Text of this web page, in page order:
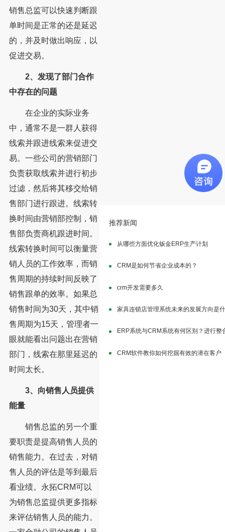
销售总监可以快速判断跟
单时间是正常的还是延迟
的，并及时做出响应，以
促进交易。
2、发现了部门合作
中存在的问题
在企业的实际业务
中，通常不是一群人获得
线索并跟进线索来促进交
易。一些公司的营销部门
负责获取线索并进行初步
过滤，然后将其移交给销
售部门进行跟进。线索转
换时间由营销部控制，销
售部负责商机跟进时间。
线索转换时间可以衡量营
销人员的工作效率，而销
售周期的持续时间反映了
销售跟单的效率。如果总
销售时间为30天，其中销
售周期为15天，管理者一
眼就能看出问题出在营销
部门，线索在那里延迟的
时间太长。
3、向销售人员提供
能量
销售总监的另一个重
要职责是提高销售人员的
销售能力。在过去，对销
售人员的评估是等到最后
看业绩。永拓CRM可以
为销售总监提供更多指标
来评估销售人员的能力。
推荐新闻
从哪些方面优化钣金ERP生产计划
CRM是如何节省企业成本的？
crm开发需要多久
家具连锁店管理系统未来的发展方向是
ERP系统与CRM系统有何区别？进行整
CRM软件教你如何挖掘有效的潜在客户